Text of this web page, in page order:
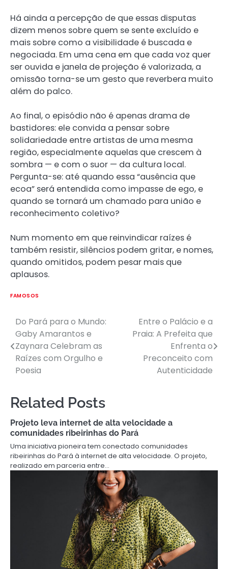
Há ainda a percepção de que essas disputas
dizem menos sobre quem se sente excluído e
mais sobre como a visibilidade é buscada e
negociada. Em uma cena em que cada voz quer
ser ouvida e janela de projeção é valorizada, a
omissão torna-se um gesto que reverbera muito
além do palco.
Ao final, o episódio não é apenas drama de
bastidores: ele convida a pensar sobre
solidariedade entre artistas de uma mesma
região, especialmente aquelas que crescem à
sombra — e com o suor — da cultura local.
Pergunta-se: até quando essa “ausência que
ecoa” será entendida como impasse de ego, e
quando se tornará um chamado para união e
reconhecimento coletivo?
Num momento em que reinvindicar raízes é
também resistir, silêncios podem gritar, e nomes,
quando omitidos, podem pesar mais que
aplausos.
FAMOSOS
Post
navigation
Do Pará para o Mundo:
Gaby Amarantos e
Zaynara Celebram as
Raízes com Orgulho e
Poesia
Entre o Palácio e a
Praia: A Prefeita que
Enfrenta o
Preconceito com
Autenticidade
Related Posts
Projeto leva internet de alta velocidade a
comunidades ribeirinhas do Pará
Uma iniciativa pioneira tem conectado comunidades
ribeirinhas do Pará à internet de alta velocidade. O projeto,
realizado em parceria entre…